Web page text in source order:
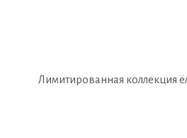
Лимитированная коллекция